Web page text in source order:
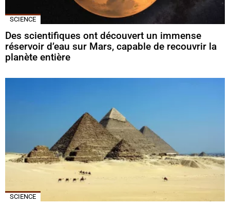
SCIENCE
Des scientifiques ont découvert un immense
réservoir d’eau sur Mars, capable de recouvrir la
planète entière
SCIENCE